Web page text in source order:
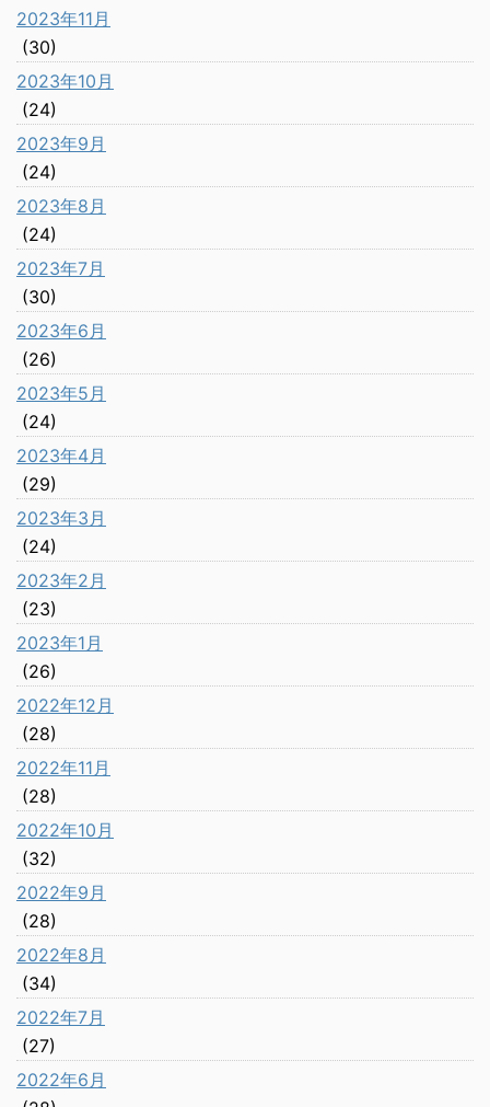
2023年11月
(30)
2023年10月
(24)
2023年9月
(24)
2023年8月
(24)
2023年7月
(30)
2023年6月
(26)
2023年5月
(24)
2023年4月
(29)
2023年3月
(24)
2023年2月
(23)
2023年1月
(26)
2022年12月
(28)
2022年11月
(28)
2022年10月
(32)
2022年9月
(28)
2022年8月
(34)
2022年7月
(27)
2022年6月